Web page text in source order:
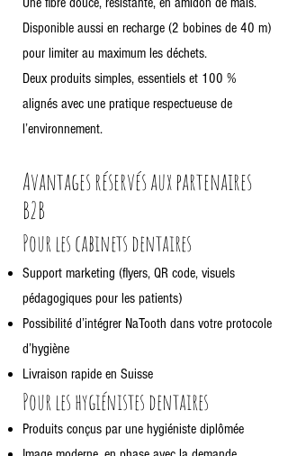
Disponible aussi en recharge (2 bobines de 40 m)
pour limiter au maximum les déchets.
Deux produits simples, essentiels et 100 %
alignés avec une pratique respectueuse de
l’environnement.
Avantages réservés aux partenaires
B2B
Pour les cabinets dentaires
Support marketing (flyers, QR code, visuels
pédagogiques pour les patients)
Possibilité d’intégrer NaTooth dans votre protocole
d’hygiène
Livraison rapide en Suisse
Pour les hygiénistes dentaires
Produits conçus par une hygiéniste diplômée